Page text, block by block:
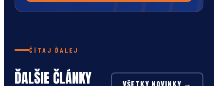
ČÍTAJ ĎALEJ
ĎALŠIE ČLÁNKY VŠETKY NOVINKY →